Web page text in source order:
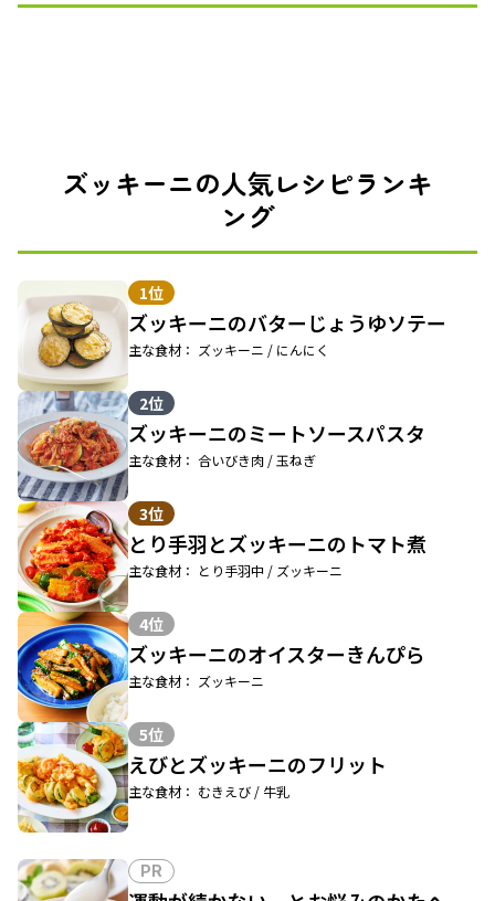
ズッキーニの人気レシピランキ
ング
1位
ズッキーニのバターじょうゆソテー
主な食材： ズッキーニ / にんにく
2位
ズッキーニのミートソースパスタ
主な食材： 合いびき肉 / 玉ねぎ
3位
とり手羽とズッキーニのトマト煮
主な食材： とり手羽中 / ズッキーニ
4位
ズッキーニのオイスターきんぴら
主な食材： ズッキーニ
5位
えびとズッキーニのフリット
主な食材： むきえび / 牛乳
PR